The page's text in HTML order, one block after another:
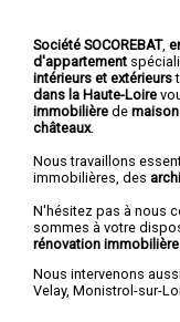
Société SOCOREBAT,
d'appartement
intérieurs et extérieurs
dans la Haute-Loire
immobilière de
châteaux.
Nous travaillons
immobilières, des
N'hésitez pas à nous
sommes à votre
rénovation immobilière
Nous intervenons
Velay, Monistrol-sur-